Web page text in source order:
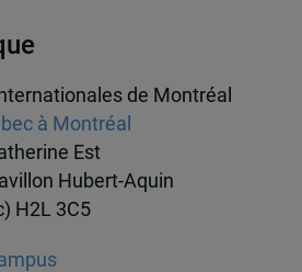
de Montréal
à Montréal
Est
Hubert-Aquin
H2L 3C5